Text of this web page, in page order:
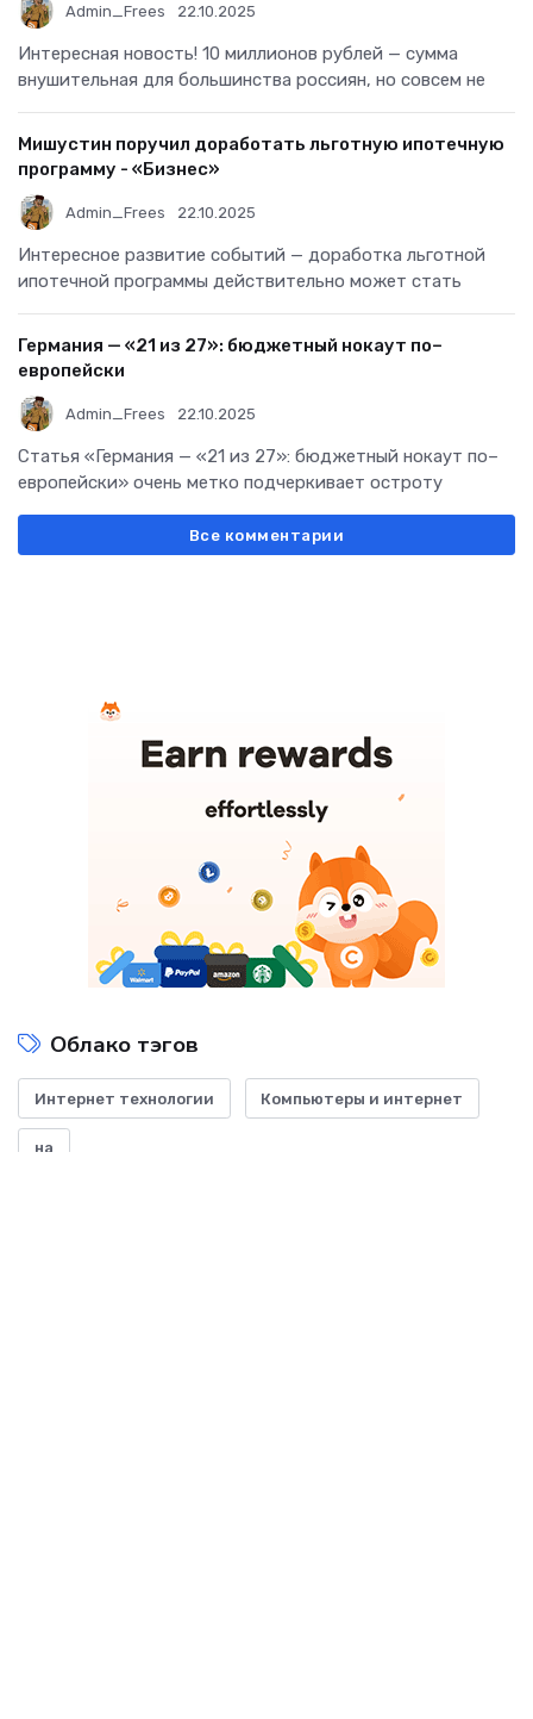
Admin_Frees 22.10.2025
Интересная новость! 10 миллионов рублей — сумма
внушительная для большинства россиян, но совсем не
Мишустин поручил доработать льготную ипотечную
программу - «Бизнес»
Admin_Frees 22.10.2025
Интересное развитие событий — доработка льготной
ипотечной программы действительно может стать
Германия — «21 из 27»: бюджетный нокаут по–
европейски
Admin_Frees 22.10.2025
Статья «Германия — «21 из 27»: бюджетный нокаут по–
европейски» очень метко подчеркивает остроту
Все комментарии
Облако тэгов
Интернет технологии Компьютеры и интернет
на